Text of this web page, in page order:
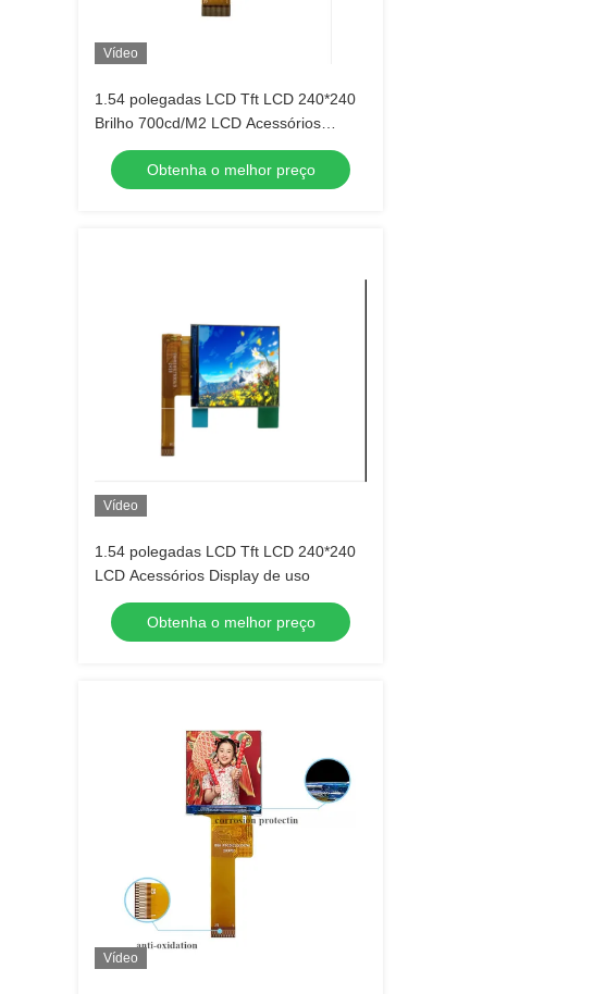
Vídeo
1.54 polegadas LCD Tft LCD 240*240
Brilho 700cd/M2 LCD Acessórios
Display de uso
Obtenha o melhor preço
Vídeo
1.54 polegadas LCD Tft LCD 240*240
LCD Acessórios Display de uso
Obtenha o melhor preço
Vídeo